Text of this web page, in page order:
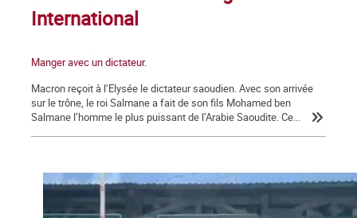
International
Manger avec un dictateur.
Macron reçoit à l’Elysée le dictateur saoudien. Avec son arrivée
sur le trône, le roi Salmane a fait de son fils Mohamed ben
Salmane l’homme le plus puissant de l’Arabie Saoudite. Ce...